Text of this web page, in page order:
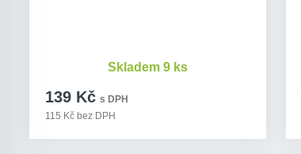
139 Kč s DPH
115 Kč bez DPH
Skladem 9 ks